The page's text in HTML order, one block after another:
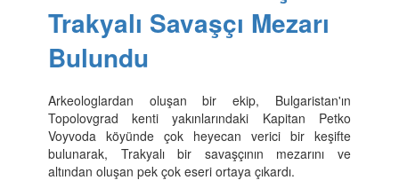
Trakyalı Savaşçı Mezarı
Bulundu
Arkeologlardan oluşan bir ekip, Bulgaristan'ın
Topolovgrad kenti yakınlarındaki Kapitan Petko
Voyvoda köyünde çok heyecan verici bir keşifte
bulunarak, Trakyalı bir savaşçının mezarını ve
altından oluşan pek çok eseri ortaya çıkardı.